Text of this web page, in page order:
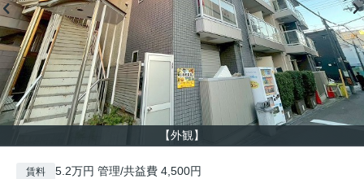
【外観】
賃料 5.2万円 管理/共益費 4,500円